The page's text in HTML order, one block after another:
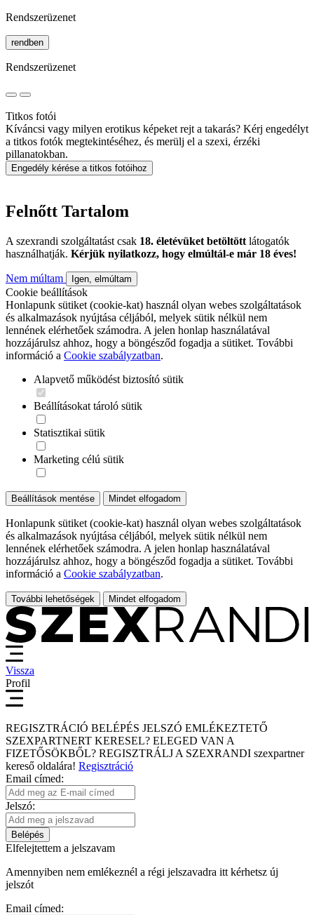
Rendszerüzenet
rendben
Rendszerüzenet
Titkos fotói
Kíváncsi vagy milyen erotikus képeket rejt a takarás? Kérj engedélyt
a titkos fotók megtekintéséhez, és merülj el a szexi, érzéki
pillanatokban.
Engedély kérése a titkos fotóihoz
Felnőtt Tartalom
A szexrandi szolgáltatást csak 18. életévüket betöltött látogatók
használhatják. Kérjük nyilatkozz, hogy elmúltál-e már 18 éves!
Nem múltam Igen, elmúltam
Cookie beállítások
Honlapunk sütiket (cookie-kat) használ olyan webes szolgáltatások
és alkalmazások nyújtása céljából, melyek sütik nélkül nem
lennének elérhetőek számodra. A jelen honlap használatával
hozzájárulsz ahhoz, hogy a böngésződ fogadja a sütiket. További
információ a Cookie szabályzatban.
Alapvető működést biztosító sütik
Beállításokat tároló sütik
Statisztikai sütik
Marketing célú sütik
Beállítások mentése Mindet elfogadom
Honlapunk sütiket (cookie-kat) használ olyan webes szolgáltatások
és alkalmazások nyújtása céljából, melyek sütik nélkül nem
lennének elérhetőek számodra. A jelen honlap használatával
hozzájárulsz ahhoz, hogy a böngésződ fogadja a sütiket. További
információ a Cookie szabályzatban.
További lehetőségek Mindet elfogadom
Vissza
Profil
REGISZTRÁCIÓ BELÉPÉS JELSZÓ EMLÉKEZTETŐ
SZEXPARTNERT KERESEL? ELEGED VAN A
FIZETŐSÖKBŐL? REGISZTRÁLJ A SZEXRANDI szexpartner
kereső oldalára! Regisztráció
Email címed:
Jelszó:
Belépés
Elfelejtettem a jelszavam
Amennyiben nem emlékeznél a régi jelszavadra itt kérhetsz új
jelszót
Email címed: